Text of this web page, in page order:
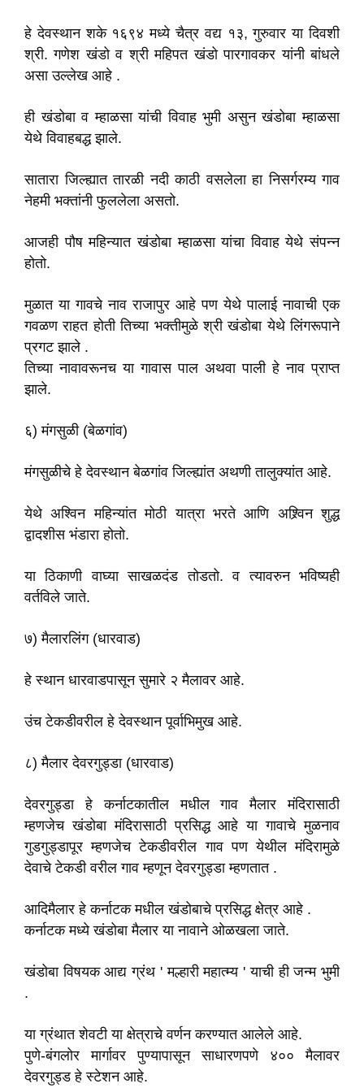
हे देवस्थान शके १६९४ मध्ये चैत्र वद्य १३, गुरुवार या दिवशी
श्री. गणेश खंडो व श्री महिपत खंडो पारगावकर यांनी बांधले
असा उल्लेख आहे .
ही खंडोबा व म्हाळसा यांची विवाह भुमी असुन खंडोबा म्हाळसा
येथे विवाहबद्ध झाले.
सातारा जिल्ह्यात तारळी नदी काठी वसलेला हा निसर्गरम्य गाव
नेहमी भक्तांनी फुललेला असतो.
आजही पौष महिन्यात खंडोबा म्हाळसा यांचा विवाह येथे संपन्न
होतो.
मुळात या गावचे नाव राजापुर आहे पण येथे पालाई नावाची एक
गवळण राहत होती तिच्या भक्तीमुळे श्री खंडोबा येथे लिंगरूपाने
प्रगट झाले .
तिच्या नावावरूनच या गावास पाल अथवा पाली हे नाव प्राप्त
झाले.
६) मंगसुळी (बेळगांव)
मंगसुळीचे हे देवस्थान बेळगांव जिल्ह्यांत अथणी तालुक्यांत आहे.
येथे अश्विन महिन्यांत मोठी यात्रा भरते आणि अश्र्विन शुद्ध
द्वादशीस भंडारा होतो.
या ठिकाणी वाघ्या साखळदंड तोडतो. व त्यावरुन भविष्यही
वर्तविले जाते.
७) मैलारलिंग (धारवाड)
हे स्थान धारवाडपासून सुमारे २ मैलावर आहे.
उंच टेकडीवरील हे देवस्थान पूर्वाभिमुख आहे.
८) मैलार देवरगुड्डा (धारवाड)
देवरगुड्डा हे कर्नाटकातील मधील गाव मैलार मंदिरासाठी
म्हणजेच खंडोबा मंदिरासाठी प्रसिद्ध आहे या गावाचे मुळनाव
गुडगुड्डापूर म्हणजेच टेकडीवरील गाव पण येथील मंदिरामुळे
देवाचे टेकडी वरील गाव म्हणून देवरगुड्डा म्हणतात .
आदिमैलार हे कर्नाटक मधील खंडोबाचे प्रसिद्ध क्षेत्र आहे .
कर्नाटक मध्ये खंडोबा मैलार या नावाने ओळखला जाते.
खंडोबा विषयक आद्य ग्रंथ ' मल्हारी महात्म्य ' याची ही जन्म भुमी
.
या ग्रंथात शेवटी या क्षेत्राचे वर्णन करण्यात आलेले आहे.
पुणे-बंगलोर मार्गावर पुण्यापासून साधारणपणे ४०० मैलावर
देवरगुड्ड हे स्टेशन आहे.